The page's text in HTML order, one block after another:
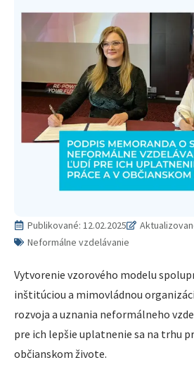
Publikované: 12.02.2025
Neformálne vzdelávanie
Vytvorenie vzorového modelu
inštitúciou a mimovládnou
rozvoja a uznania neformálneho
pre ich lepšie uplatnenie sa na trhu
občianskom živote.